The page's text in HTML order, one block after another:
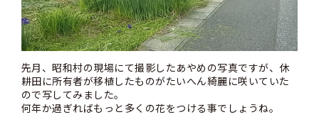
先月、昭和村の現場にて撮影したあやめの写真ですが、休
耕田に所有者が移植したものがたいへん綺麗に咲いていた
ので写してみました。
何年か過ぎればもっと多くの花をつける事でしょうね。